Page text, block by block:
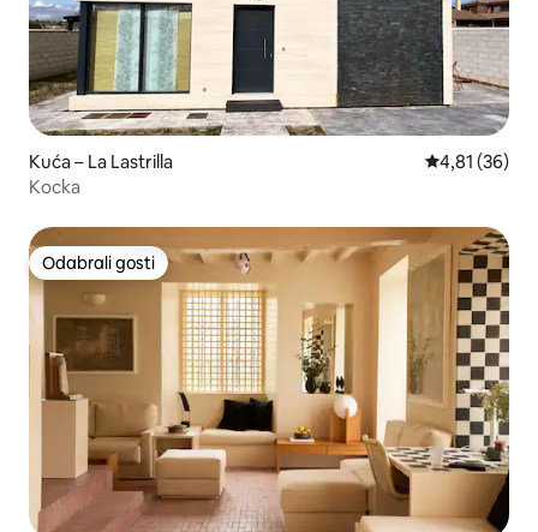
Kuća – La Lastrilla Prosječna
4,81 (36)
Kocka
Odabrali gosti
Odabrali gosti